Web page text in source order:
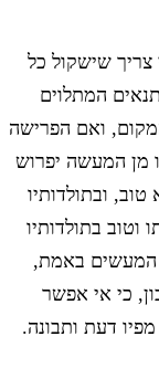
שישקול כל
המתלוים
ואם הפרישה
מן המעשה יפרוש
ובתולדותיו
בתולדותיו
המעשים באמת,
כי אי אפשר
דעת ותבונה.